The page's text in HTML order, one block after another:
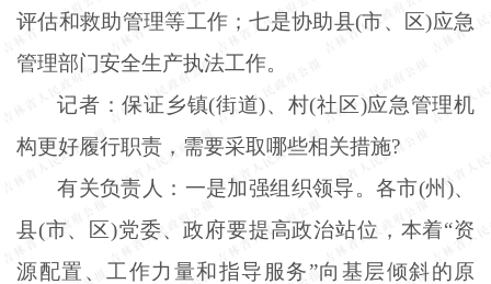
评估和救助管理等工作；七是协助县(市、区)应急
管理部门安全生产执法工作。
记者：保证乡镇(街道)、村(社区)应急管理机
构更好履行职责，需要采取哪些相关措施?
有关负责人：一是加强组织领导。各市(州)、
县(市、区)党委、政府要提高政治站位，本着“资
源配置、工作力量和指导服务”向基层倾斜的原